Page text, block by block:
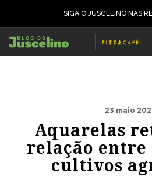
SIGA O JUSCELINO NAS
23 maio
Aquarelas
relação entre
cultivos